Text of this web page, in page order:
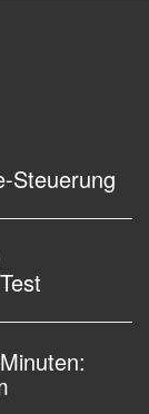
Steuerung